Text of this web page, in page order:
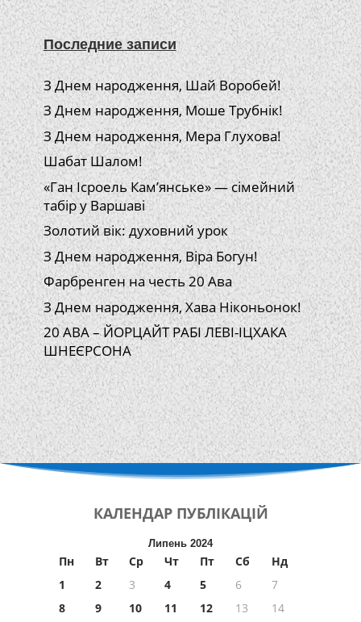
Последние записи
З Днем народження, Шай Воробей!
З Днем народження, Моше Трубнік!
З Днем народження, Мера Глухова!
Шабат Шалом!
«Ган Ісроель Кам’янське» — сімейний
табір у Варшаві
Золотий вік: духовний урок
З Днем народження, Віра Богун!
Фарбренген на честь 20 Ава
З Днем народження, Хава Ніконьонок!
20 АВА – ЙОРЦАЙТ РАБІ ЛЕВІ-ІЦХАКА
ШНЕЄРСОНА
КАЛЕНДАР ПУБЛІКАЦІЙ
Липень 2024
Пн Вт Ср Чт Пт Сб
Нд
1
2 3 4 5 6
7
8
9 10 11 12 13
14